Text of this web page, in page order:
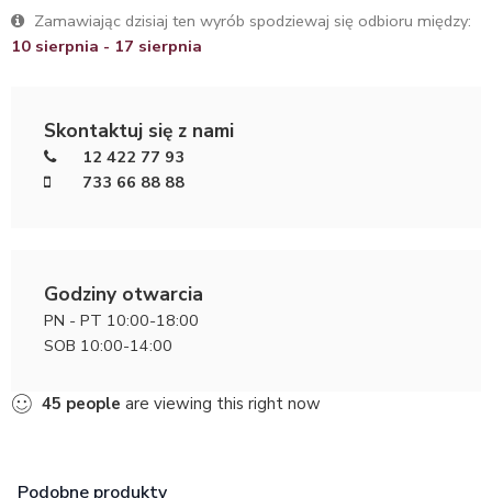
Zamawiając dzisiaj ten wyrób spodziewaj się odbioru między:
10 sierpnia - 17 sierpnia
Skontaktuj się z nami
12 422 77 93
733 66 88 88
Godziny otwarcia
PN - PT 10:00-18:00
SOB 10:00-14:00
40 people are viewing this right now
Podobne produkty